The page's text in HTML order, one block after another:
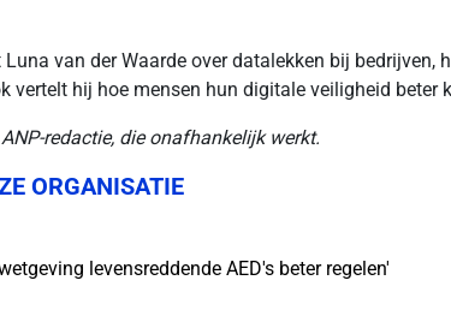
van der Waarde over datalekken bij
vertelt hij hoe mensen hun digitale veiligheid beter
redactie, die onafhankelijk werkt.
ORGANISATIE
levensreddende AED's beter regelen'